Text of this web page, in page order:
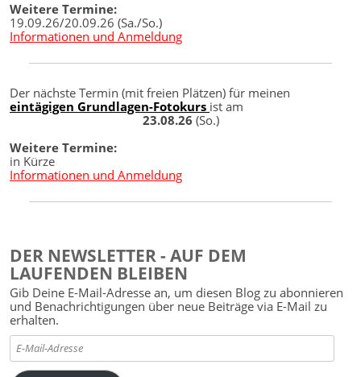
Weitere Termine:
19.09.26/20.09.26 (Sa./So.)
Informationen und Anmeldung
Der nächste Termin (mit freien Plätzen) für meinen
eintägigen Grundlagen-Fotokurs ist am
23.08.26 (So.)
Weitere Termine:
in Kürze
Informationen und Anmeldung
DER NEWSLETTER - AUF DEM
LAUFENDEN BLEIBEN
Gib Deine E-Mail-Adresse an, um diesen Blog zu abonnieren
und Benachrichtigungen über neue Beiträge via E-Mail zu
erhalten.
E-
Mail-
Adresse